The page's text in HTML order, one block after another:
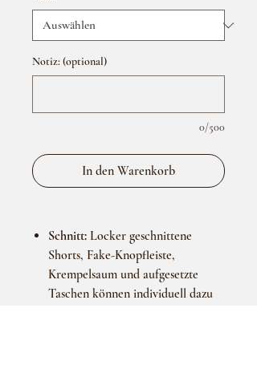
Notiz: (optional)
0/500
In den Warenkorb
Schnitt: Locker geschnittene
Shorts, Fake-Knopfleiste,
Krempelsaum und aufgesetzte
Taschen können individuell dazu